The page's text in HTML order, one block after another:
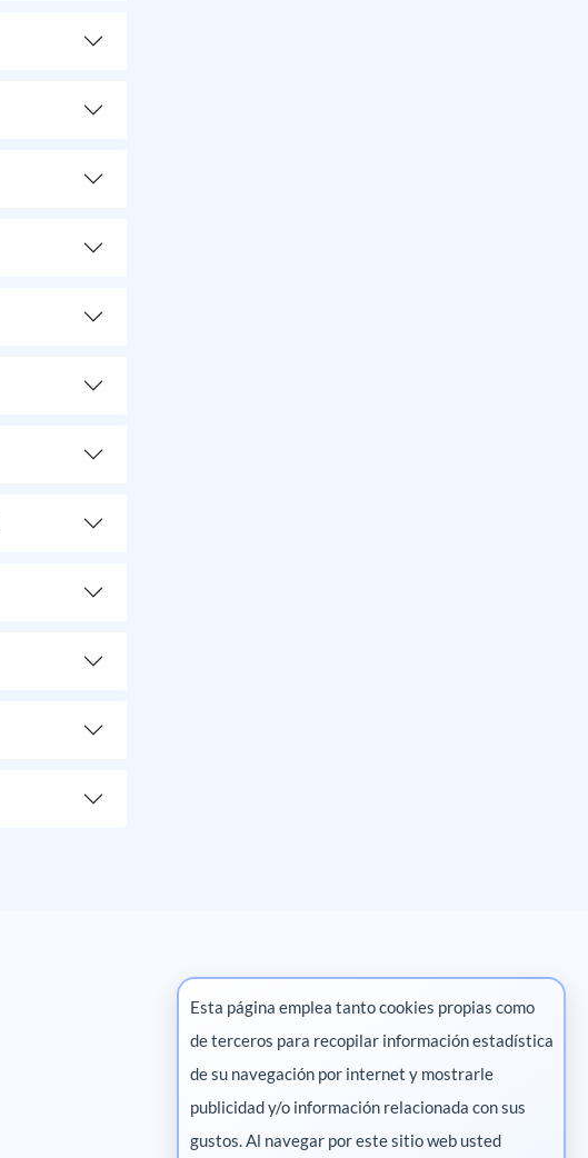
Marketing digital
Pharma
Esta página emplea tanto cookies propias como
de terceros para recopilar información estadística
de su navegación por internet y mostrarle
publicidad y/o información relacionada con sus
gustos. Al navegar por este sitio web usted